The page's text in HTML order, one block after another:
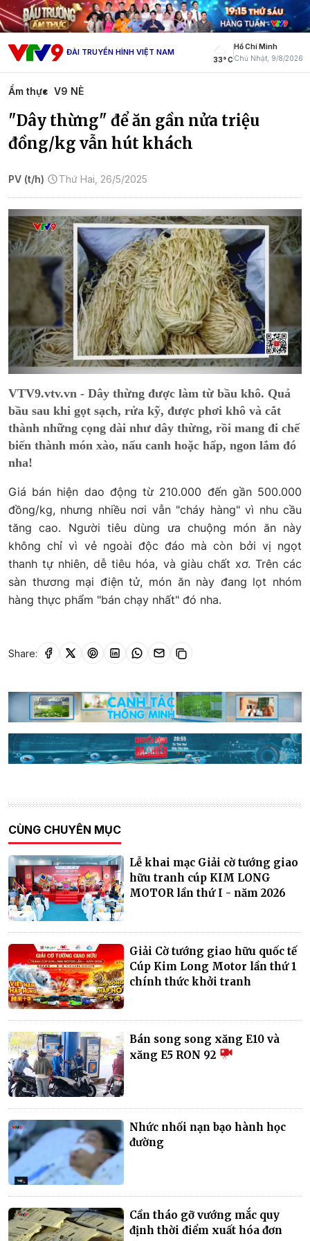
ĐÀI TRUYỀN HÌNH VIỆT NAM
33° C
Hồ Chí Minh
Chủ Nhật, 9/8/2026
Ẩm thực V9 NÈ
"Dây thừng" để ăn gần nửa triệu
đồng/kg vẫn hút khách
PV (t/h) Thứ Hai, 26/5/2025
VTV9.vtv.vn - Dây thừng được làm từ bầu khô. Quả
bầu sau khi gọt sạch, rửa kỹ, được phơi khô và cắt
thành những cọng dài như dây thừng, rồi mang đi chế
biến thành món xào, nấu canh hoặc hấp, ngon lắm đó
nha!
Giá bán hiện dao động từ 210.000 đến gần 500.000
đồng/kg, nhưng nhiều nơi vẫn "cháy hàng" vì nhu cầu
tăng cao. Người tiêu dùng ưa chuộng món ăn này
không chỉ vì vẻ ngoài độc đáo mà còn bởi vị ngọt
thanh tự nhiên, dễ tiêu hóa, và giàu chất xơ. Trên các
sàn thương mại điện tử, món ăn này đang lọt nhóm
hàng thực phẩm "bán chạy nhất" đó nha.
Share:
CÙNG CHUYÊN MỤC
Lễ khai mạc Giải cờ tướng giao
hữu tranh cúp KIM LONG
MOTOR lần thứ I - năm 2026
Giải Cờ tướng giao hữu quốc tế
Cúp Kim Long Motor lần thứ 1
chính thức khởi tranh
Bán song song xăng E10 và
xăng E5 RON 92
Nhức nhối nạn bạo hành học
đường
Cần tháo gỡ vướng mắc quy
định thời điểm xuất hóa đơn